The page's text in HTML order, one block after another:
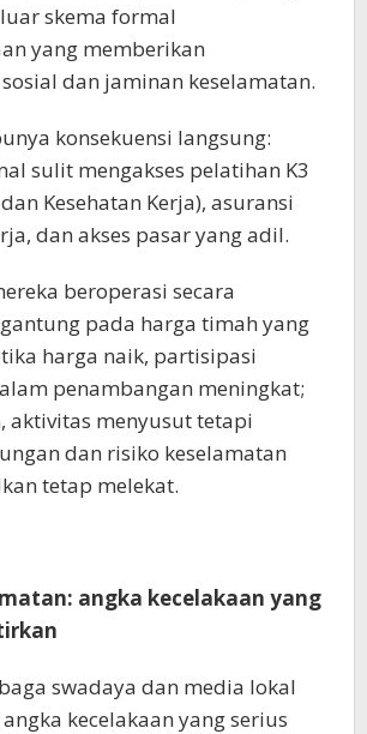
skema formal
yang memberikan
dan jaminan keselamatan.
konsekuensi langsung:
sulit mengakses pelatihan K3
Kesehatan Kerja), asuransi
dan akses pasar yang adil.
beroperasi secara
pada harga timah yang
harga naik, partisipasi
penambangan meningkat;
aktivitas menyusut tetapi
dan risiko keselamatan
tetap melekat.
angka kecelakaan yang
swadaya dan media lokal
kecelakaan yang serius